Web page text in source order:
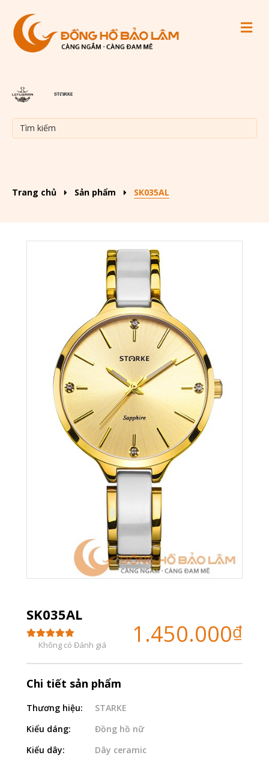
Trang chủ Sản phẩm SK035AL
SK035AL
Không có Đánh giá 1.450.000₫
Chi tiết sản phẩm
Thương hiệu:
STARKE
Kiểu dáng:
Đồng hồ nữ
Kiểu dây:
Dây ceramic